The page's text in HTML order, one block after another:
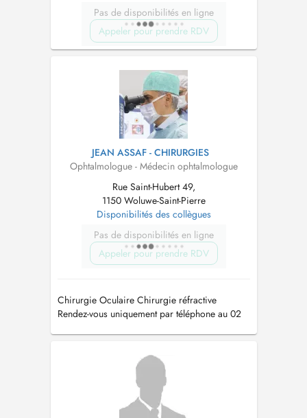
Pas de disponibilités en ligne
Appeler pour prendre RDV
JEAN ASSAF - CHIRURGIES
Ophtalmologue - Médecin ophtalmologue
Rue Saint-Hubert 49,
1150 Woluwe-Saint-Pierre
Disponibilités des collègues
Pas de disponibilités en ligne
Appeler pour prendre RDV
Chirurgie Oculaire Chirurgie réfractive
Rendez-vous uniquement par téléphone au 02